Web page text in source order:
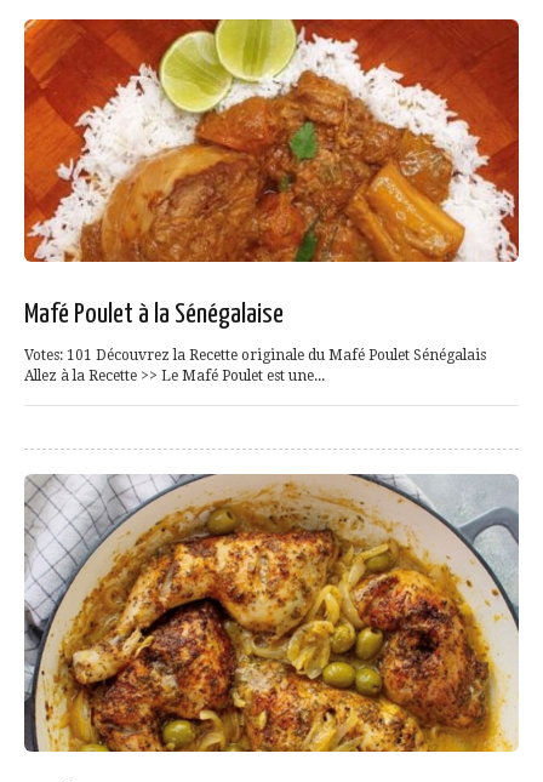
Mafé Poulet à la Sénégalaise
Votes: 101 Découvrez la Recette originale du Mafé Poulet Sénégalais
Allez à la Recette >> Le Mafé Poulet est une...